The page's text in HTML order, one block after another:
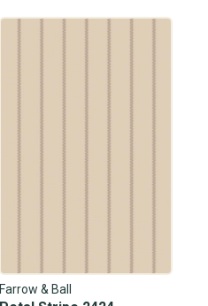
Farrow & Ball